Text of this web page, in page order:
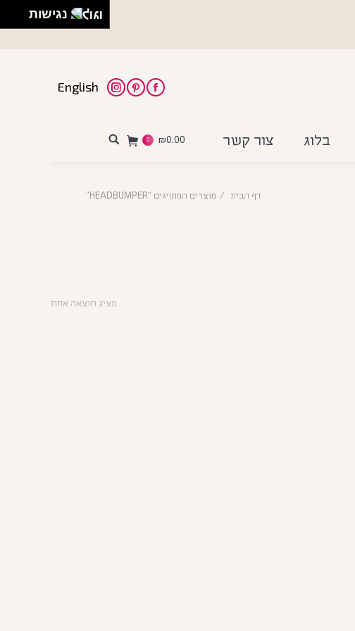
Facebook
Pinterest
Instagram
English
בלוג צור קשר ₪0.00
0
Search:
דף הבית מוצרים המתויגים “HEADBUMPER”
מציג תוצאה אחת
נגישות